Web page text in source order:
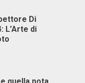
Di
L’Arte di